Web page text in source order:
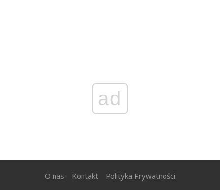
ad
O nas Kontakt Polityka Prywatności